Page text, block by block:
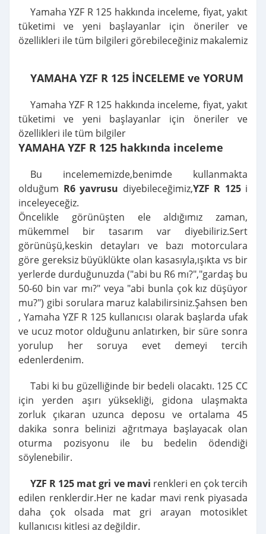
Yamaha YZF R 125 hakkında inceleme, fiyat, yakıt
tüketimi ve yeni başlayanlar için öneriler ve
özellikleri ile tüm bilgileri görebileceğiniz makalemiz
YAMAHA YZF R 125 İNCELEME ve YORUM
Yamaha YZF R 125 hakkında inceleme, fiyat, yakıt
tüketimi ve yeni başlayanlar için öneriler ve
özellikleri ile tüm bilgiler
YAMAHA YZF R 125 hakkında inceleme
Bu incelememizde,benimde kullanmakta
olduğum R6 yavrusu diyebileceğimiz,YZF R 125i
inceleyeceğiz.
Öncelikle görünüşten ele aldığımız zaman,
mükemmel bir tasarım var diyebiliriz.Sert
görünüşü,keskin detayları ve bazı motorculara
göre gereksiz büyüklükte olan kasasıyla,ışıkta vs bir
yerlerde durduğunuzda ("abi bu R6 mı?","gardaş bu
50-60 bin var mı?" veya "abi bunla çok kız düşüyor
mu?") gibi sorulara maruz kalabilirsiniz.Şahsen ben
, Yamaha YZF R 125 kullanıcısı olarak başlarda ufak
ve ucuz motor olduğunu anlatırken, bir süre sonra
yorulup her soruya evet demeyi tercih
edenlerdenim.
Tabi ki bu güzelliğinde bir bedeli olacaktı. 125 CC
için yerden aşırı yüksekliği, gidona ulaşmakta
zorluk çıkaran uzunca deposu ve ortalama 45
dakika sonra belinizi ağrıtmaya başlayacak olan
oturma pozisyonu ile bu bedelin ödendiği
söylenebilir.
YZF R 125 mat gri ve mavi renkleri en çok tercih
edilen renklerdir.Her ne kadar mavi renk piyasada
daha çok olsada mat gri arayan motosiklet
kullanıcısı kitlesi az değildir.